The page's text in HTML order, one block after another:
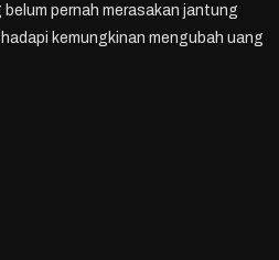
pernah merasakan jantung
kemungkinan mengubah uang